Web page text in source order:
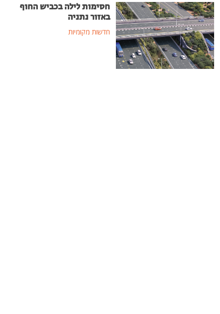
חסימות לילה בכביש החוף
באזור נתניה
חדשות מקומיות